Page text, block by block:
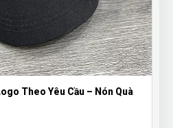
Gel Thiên Long Có Nắp Đậy - Bút Bi